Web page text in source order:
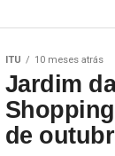
ITU 10 meses atrás
Jardim
de